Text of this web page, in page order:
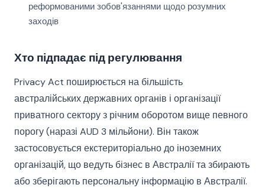
реформованими зобов'язаннями щодо розумних
заходів
Хто підпадає під регулювання
Privacy Act поширюється на більшість
австралійських державних органів і організації
приватного сектору з річним оборотом вище певного
порогу (наразі AUD 3 мільйони). Він також
застосовується екстериторіально до іноземних
організацій, що ведуть бізнес в Австралії та збирають
або зберігають персональну інформацію в Австралії.